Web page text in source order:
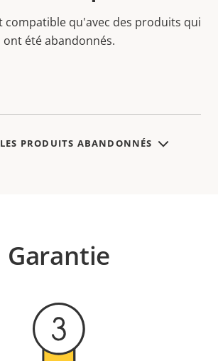
compatible qu'avec des produits qui
ont été abandonnés.
PRODUITS ABANDONNÉS
Garantie